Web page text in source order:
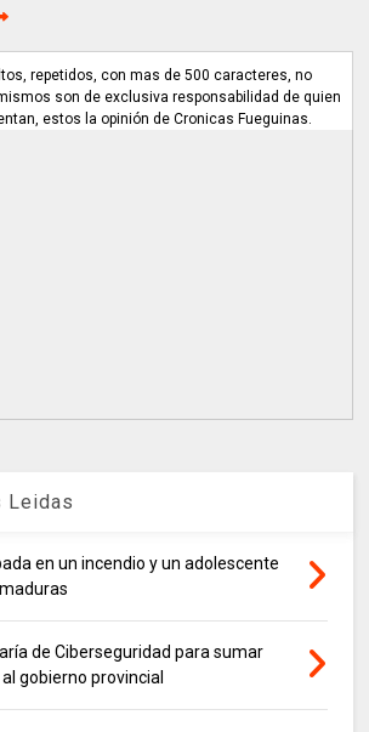
repetidos, con mas de 500 caracteres, no
son de exclusiva responsabilidad de quien
estos la opinión de Cronicas Fueguinas.
Leidas
en un incendio y un adolescente
de Ciberseguridad para sumar
gobierno provincial